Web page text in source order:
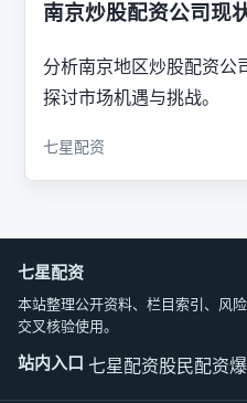
南京炒股配资公司现
分析南京地区炒股配资公
探讨市场机遇与挑战。
七星配资
七星配资
本站整理公开资料、栏目索引、风
交叉核验使用。
站内入口 七星配资股民配资